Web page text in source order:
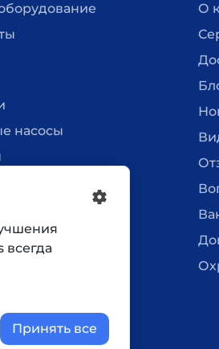
насосы
О
всегда
Принять все